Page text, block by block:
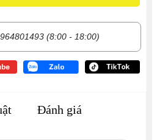
(8:00 - 18:00)
Đánh giá